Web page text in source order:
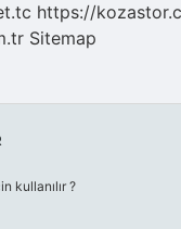
https://
Sitemap
kullanılır ?